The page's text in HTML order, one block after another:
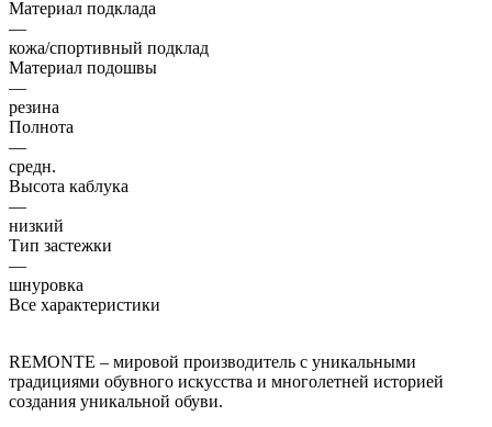
Материал подклада
—
кожа/спортивный подклад
Материал подошвы
—
резина
Полнота
—
средн.
Высота каблука
—
низкий
Тип застежки
—
шнуровка
Все характеристики
REMONTE – мировой производитель с уникальными
традициями обувного искусства и многолетней историей
создания уникальной обуви.